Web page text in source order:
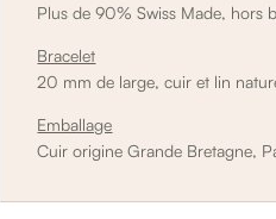
Plus de 90% Swiss Made, hors
Bracelet
20 mm de large, cuir et lin
Emballage
Cuir origine Grande Bretagne,